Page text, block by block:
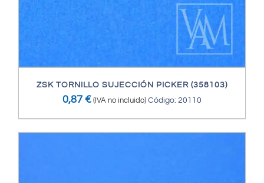
ZSK TORNILLO SUJECCIÓN PICKER (358103)
0,87 € (IVA no incluido) Código: 20110